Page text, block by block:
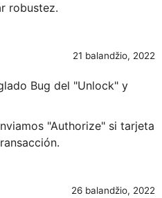
robustez.
21 balandžio, 2022
Bug del "Unlock" y
"Authorize" si tarjeta
26 balandžio, 2022